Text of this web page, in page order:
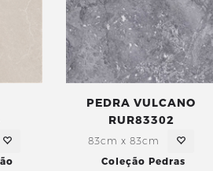
PEDRA VULCANO
RUR83302
83cm x 83cm
Coleção Pedras